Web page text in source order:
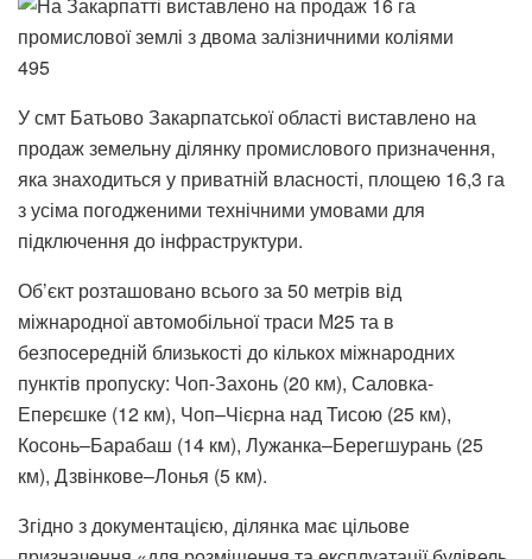
495
У смт Батьово Закарпатської області виставлено на
продаж земельну ділянку промислового призначення,
яка знаходиться у приватній власності, площею 16,3 га
з усіма погодженими технічними умовами для
підключення до інфраструктури.
Об’єкт розташовано всього за 50 метрів від
міжнародної автомобільної траси М25 та в
безпосередній близькості до кількох міжнародних
пунктів пропуску: Чоп-Захонь (20 км), Саловка-
Еперєшке (12 км), Чоп–Чієрна над Тисою (25 км),
Косонь–Барабаш (14 км), Лужанка–Берегшурань (25
км), Дзвінкове–Лонья (5 км).
Згідно з документацією, ділянка має цільове